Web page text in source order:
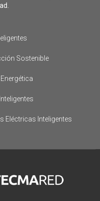
Sostenible
Eléctricas Inteligentes